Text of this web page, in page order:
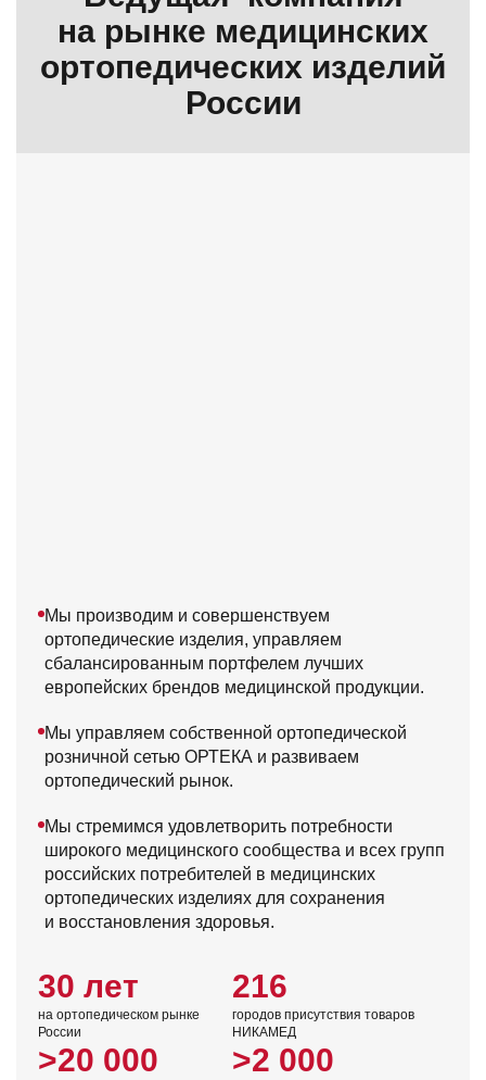
на рынке медицинских
ортопедических изделий
России
Мы производим и совершенствуем
ортопедические изделия, управляем
сбалансированным портфелем лучших
европейских брендов медицинской продукции.
Мы управляем собственной ортопедической
розничной сетью ОРТЕКА и развиваем
ортопедический рынок.
Мы стремимся удовлетворить потребности
широкого медицинского сообщества и всех групп
российских потребителей в медицинских
ортопедических изделиях для сохранения
и восстановления здоровья.
30 лет
на ортопедическом рынке
России
216
городов присутствия товаров
НИКАМЕД
>20 000 >2 000